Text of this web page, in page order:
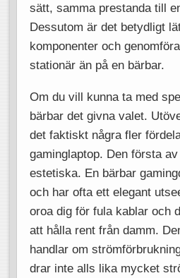
sätt, samma prestanda till
Dessutom är det betydligt
komponenter och
stationär än på en bärbar.
Om du vill kunna ta med
bärbar det givna valet.
det faktiskt några fler
gaminglaptop. Den första
estetiska. En bärbar
och har ofta ett elegant
oroa dig för fula kablar och
att hålla rent från damm.
handlar om
drar inte alls lika mycket